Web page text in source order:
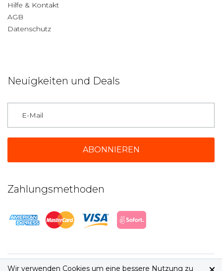
Hilfe & Kontakt
AGB
Datenschutz
Neuigkeiten und Deals
Zahlungsmethoden
2026 © jetbeds.com AGB|Datenschutz
Wir verwenden Cookies um eine bessere Nutzung zu